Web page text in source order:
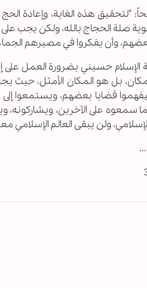
"لتحقيق هذه الغاية، وإعادة
صلة الحجاج بالله، ولكن يجب
وأن يفكروا في مصيرهم
حسيني بضرورة العمل على
بل هو المكان الأمثل، حيث
قضايا بعضهم، ويستمعوا
سمعوه على الآخرين، ويشاركونه،
ولن يبقى العالم الإسلامي